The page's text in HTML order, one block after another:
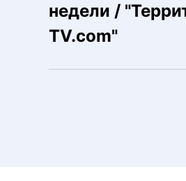
недели /
TV.com"